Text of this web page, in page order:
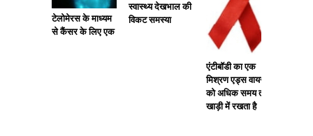
टेलोमेरस के माध्यम
से कैंसर के लिए एक
स्वास्थ्य देखभाल की
विकट समस्या
एंटीबॉडी का एक
मिश्रण एड्स वायरस
को अधिक समय तक
खाड़ी में रखता है